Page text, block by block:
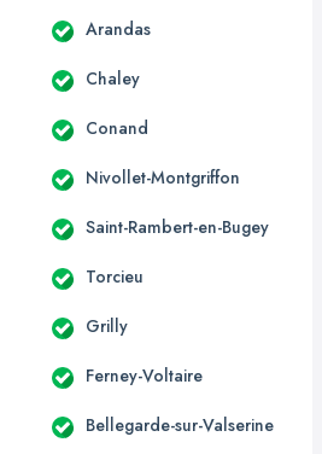
Arandas
Chaley
Conand
Nivollet-Montgriffon
Saint-Rambert-en-Bugey
Torcieu
Grilly
Ferney-Voltaire
Bellegarde-sur-Valserine